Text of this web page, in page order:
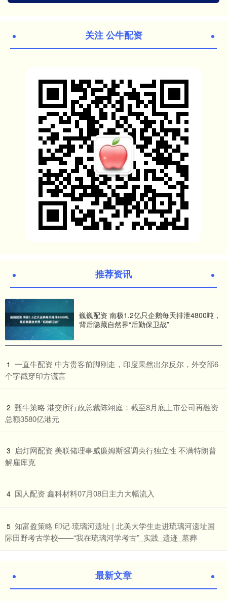
关注 公牛配资
推荐资讯
巍巍配资 南极1.2亿只企鹅每天排泄4800吨，
背后隐藏自然界“后勤保卫战”
1 ​一直牛配资 中方贵客前脚刚走，印度果然出尔反尔，外交部6
个字戳穿印方谎言
2 ​甄牛策略 港交所行政总裁陈翊庭：截至8月底上市公司再融资
总额3580亿港元
3 ​启灯网配资 美联储理事威廉姆斯强调央行独立性 不满特朗普
解雇库克
4 ​国人配资 鑫科材料07月08日主力大幅流入
5 ​知富盈策略 印记·琉璃河遗址 | 北美大学生走进琉璃河遗址国
际田野考古学校——“我在琉璃河学考古”_实践_遗迹_墓葬
最新文章